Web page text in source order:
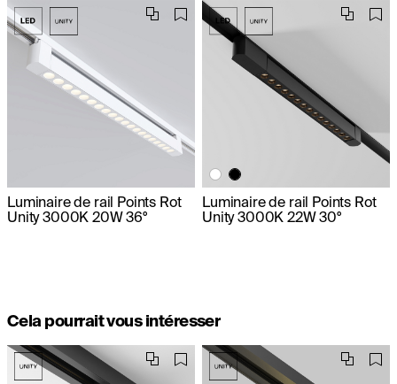
Luminaire de rail Points Rot
Unity 3000K 20W 36°
Luminaire de rail Points Rot
Unity 3000K 22W 30°
Cela pourrait vous intéresser